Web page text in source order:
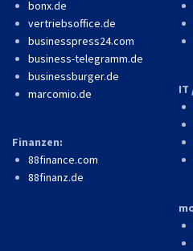
bonx.de
vertriebsoffice.de
businesspress24.com
business-telegramm.de
businessburger.de
marcomio.de
Finanzen:
88finance.com
88finanz.de
IT